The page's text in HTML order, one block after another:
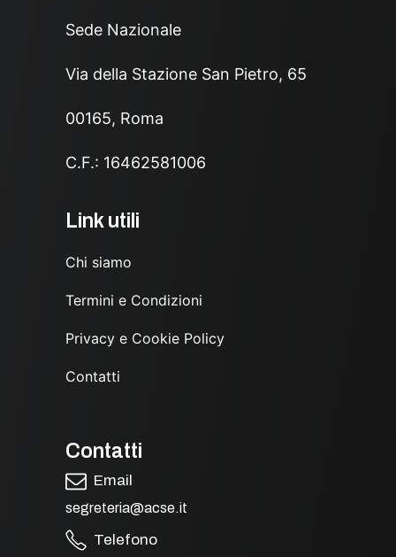
Sede Nazionale
Via della Stazione San Pietro, 65
00165, Roma
C.F.: 16462581006
Link utili
Chi siamo
Termini e Condizioni
Privacy e Cookie Policy
Contatti
Contatti
Email
segreteria@acse.it
Telefono